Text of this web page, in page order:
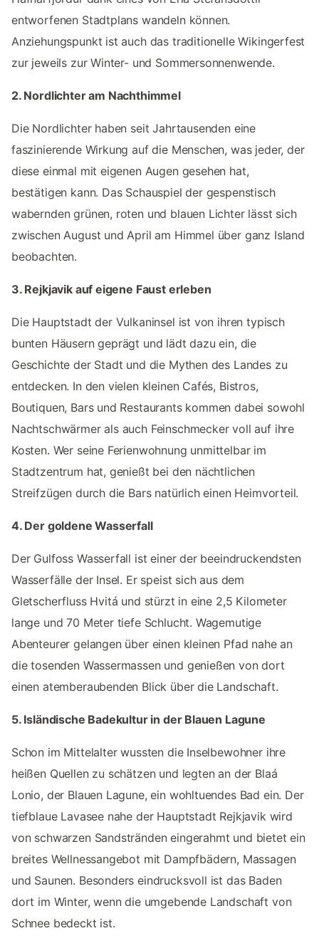
entworfenen Stadtplans wandeln können.
Anziehungspunkt ist auch das traditionelle Wikingerfest
zur jeweils zur Winter- und Sommersonnenwende.
2. Nordlichter am Nachthimmel
Die Nordlichter haben seit Jahrtausenden eine
faszinierende Wirkung auf die Menschen, was jeder, der
diese einmal mit eigenen Augen gesehen hat,
bestätigen kann. Das Schauspiel der gespenstisch
wabernden grünen, roten und blauen Lichter lässt sich
zwischen August und April am Himmel über ganz Island
beobachten.
3. Rejkjavik auf eigene Faust erleben
Die Hauptstadt der Vulkaninsel ist von ihren typisch
bunten Häusern geprägt und lädt dazu ein, die
Geschichte der Stadt und die Mythen des Landes zu
entdecken. In den vielen kleinen Cafés, Bistros,
Boutiquen, Bars und Restaurants kommen dabei sowohl
Nachtschwärmer als auch Feinschmecker voll auf ihre
Kosten. Wer seine Ferienwohnung unmittelbar im
Stadtzentrum hat, genießt bei den nächtlichen
Streifzügen durch die Bars natürlich einen Heimvorteil.
4. Der goldene Wasserfall
Der Gulfoss Wasserfall ist einer der beeindruckendsten
Wasserfälle der Insel. Er speist sich aus dem
Gletscherfluss Hvitá und stürzt in eine 2,5 Kilometer
lange und 70 Meter tiefe Schlucht. Wagemutige
Abenteurer gelangen über einen kleinen Pfad nahe an
die tosenden Wassermassen und genießen von dort
einen atemberaubenden Blick über die Landschaft.
5. Isländische Badekultur in der Blauen Lagune
Schon im Mittelalter wussten die Inselbewohner ihre
heißen Quellen zu schätzen und legten an der Blaá
Lonio, der Blauen Lagune, ein wohltuendes Bad ein. Der
tiefblaue Lavasee nahe der Hauptstadt Rejkjavik wird
von schwarzen Sandstränden eingerahmt und bietet ein
breites Wellnessangebot mit Dampfbädern, Massagen
und Saunen. Besonders eindrucksvoll ist das Baden
dort im Winter, wenn die umgebende Landschaft von
Schnee bedeckt ist.